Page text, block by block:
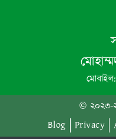
© ২০২৩-
Blog
Privacy